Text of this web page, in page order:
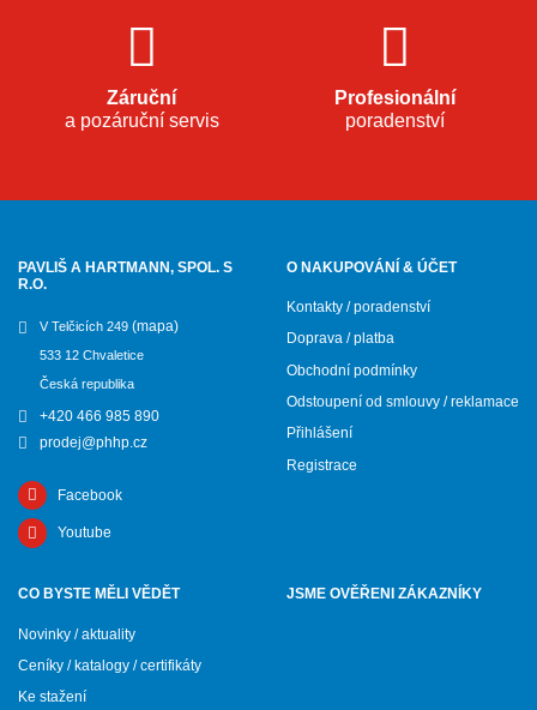
Záruční
a pozáruční servis
Profesionální
poradenství
PAVLIŠ A HARTMANN, SPOL. S
R.O.
V Telčicích 249 (mapa)
533 12 Chvaletice
Česká republika
+420 466 985 890
prodej@phhp.cz
Facebook
Youtube
O NAKUPOVÁNÍ & ÚČET
Kontakty / poradenství
Doprava / platba
Obchodní podmínky
Odstoupení od smlouvy / reklamace
Přihlášení
Registrace
CO BYSTE MĚLI VĚDĚT
Novinky / aktuality
Ceníky / katalogy / certifikáty
Ke stažení
JSME OVĚŘENI ZÁKAZNÍKY